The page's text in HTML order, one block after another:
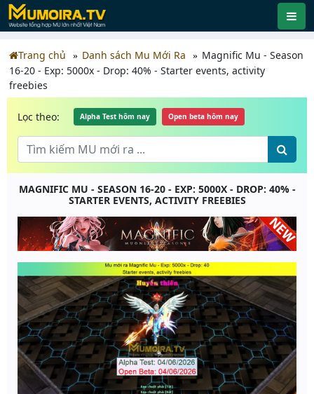
Trang chủ Danh sách Mu Mới Ra
Magnific Mu - Season
16-20 - Exp: 5000x - Drop: 40% - Starter events, activity
freebies
Lọc theo: Alpha Test hôm nay Open beta hôm nay
MAGNIFIC MU - SEASON 16-20 - EXP: 5000X - DROP: 40% -
STARTER EVENTS, ACTIVITY FREEBIES